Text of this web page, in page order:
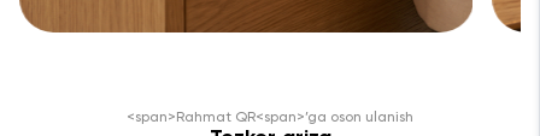
<span>Rahmat QR<span>’ga oson ulanish